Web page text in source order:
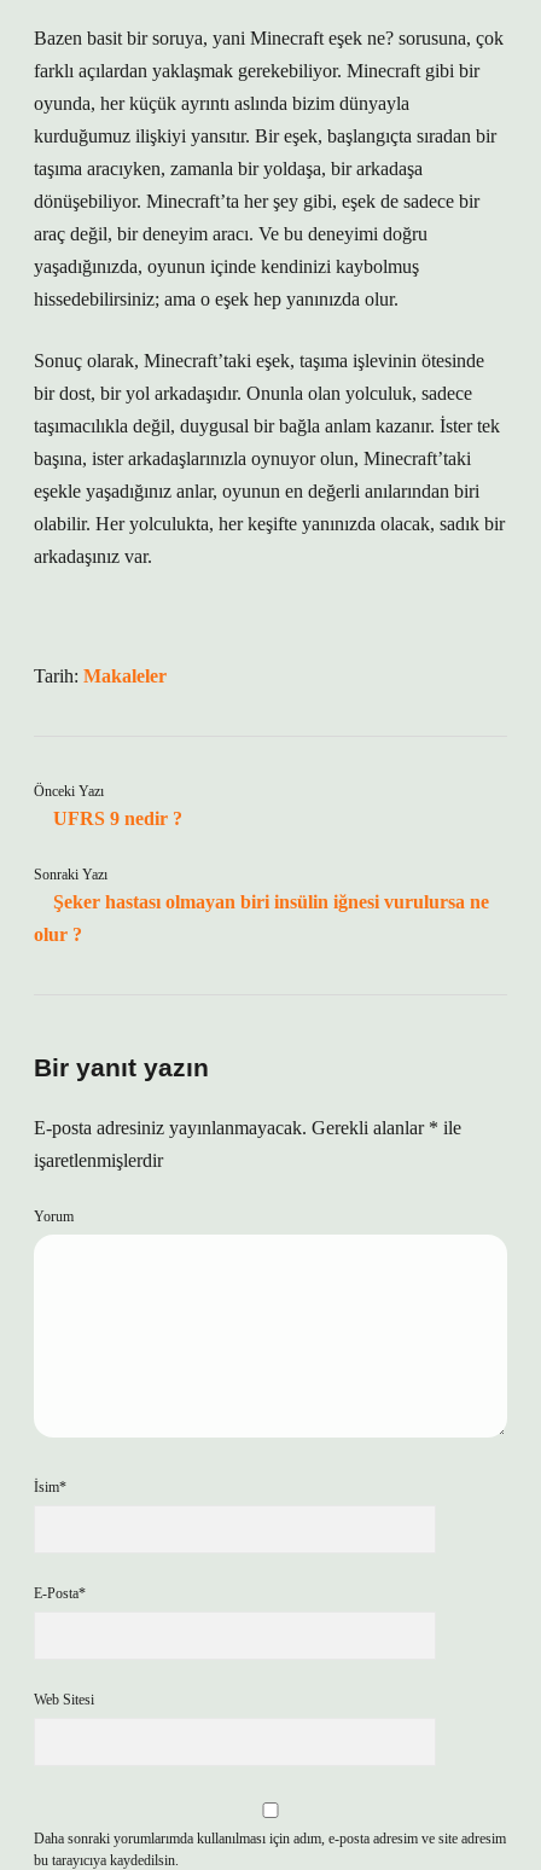
Bazen basit bir soruya, yani Minecraft eşek ne? sorusuna, çok
farklı açılardan yaklaşmak gerekebiliyor. Minecraft gibi bir
oyunda, her küçük ayrıntı aslında bizim dünyayla
kurduğumuz ilişkiyi yansıtır. Bir eşek, başlangıçta sıradan bir
taşıma aracıyken, zamanla bir yoldaşa, bir arkadaşa
dönüşebiliyor. Minecraft’ta her şey gibi, eşek de sadece bir
araç değil, bir deneyim aracı. Ve bu deneyimi doğru
yaşadığınızda, oyunun içinde kendinizi kaybolmuş
hissedebilirsiniz; ama o eşek hep yanınızda olur.
Sonuç olarak, Minecraft’taki eşek, taşıma işlevinin ötesinde
bir dost, bir yol arkadaşıdır. Onunla olan yolculuk, sadece
taşımacılıkla değil, duygusal bir bağla anlam kazanır. İster tek
başına, ister arkadaşlarınızla oynuyor olun, Minecraft’taki
eşekle yaşadığınız anlar, oyunun en değerli anılarından biri
olabilir. Her yolculukta, her keşifte yanınızda olacak, sadık bir
arkadaşınız var.
Tarih: Makaleler
Önceki Yazı
UFRS 9 nedir ?
Sonraki Yazı
Şeker hastası olmayan biri insülin iğnesi vurulursa ne
olur ?
Bir yanıt yazın
E-posta adresiniz yayınlanmayacak. Gerekli alanlar * ile
işaretlenmişlerdir
Yorum
İsim*
E-Posta*
Web Sitesi
Daha sonraki yorumlarımda kullanılması için adım, e-posta adresim ve site adresim
bu tarayıcıya kaydedilsin.